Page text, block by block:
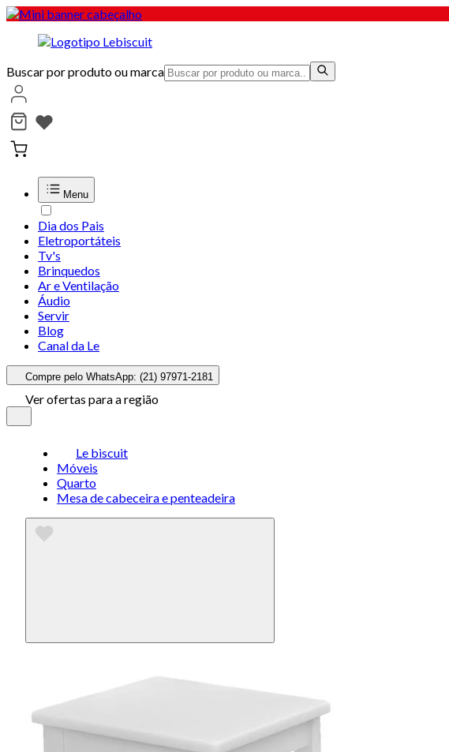
Buscar por produto ou marca
Menu
Dia dos Pais
Eletroportáteis
Tv's
Brinquedos
Ar e Ventilação
Áudio
Servir
Blog
Canal da Le
Compre pelo WhatsApp: (21) 97971-2181
Ver ofertas para a região
Le biscuit
Móveis
Quarto
Mesa de cabeceira e penteadeira